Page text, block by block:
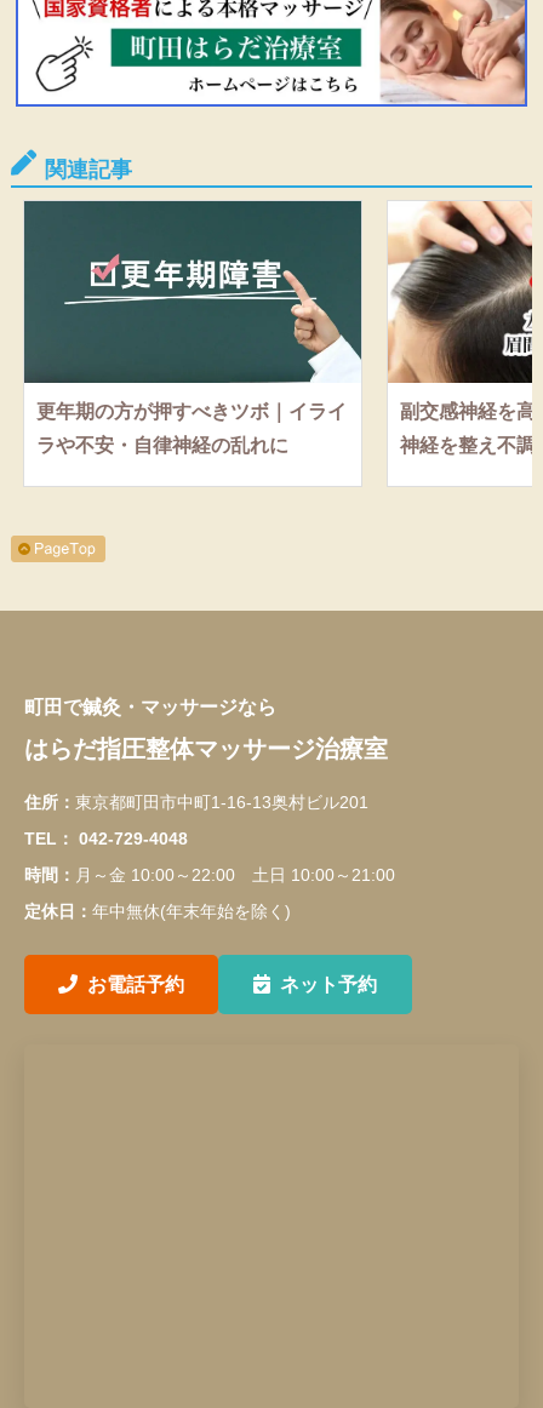
関連記事
更年期の方が押すべきツボ｜イライ
ラや不安・自律神経の乱れに
副交感神経を高
神経を整え不調
町田で鍼灸・マッサージなら
はらだ指圧整体マッサージ治療室
住所： 東京都町田市中町1-16-13奥村ビル201
TEL： 042-729-4048
時間： 月～金 10:00～22:00 土日 10:00～21:00
定休日： 年中無休(年末年始を除く)
お電話予約 ネット予約